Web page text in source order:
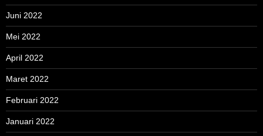
Juni 2022
Mei 2022
April 2022
Maret 2022
Februari 2022
Januari 2022